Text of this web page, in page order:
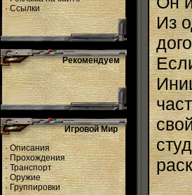
·Ссылки
Рекомендуем
Игровой Мир
·Описания
·Прохождения
·Транспорт
·Оружие
·Группировки
Из